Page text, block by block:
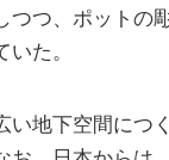
つつ、ポットの
た。
い地下空間につ